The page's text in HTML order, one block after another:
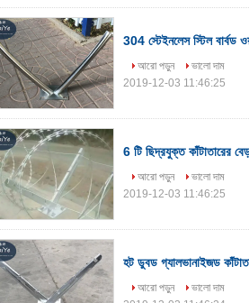
304 স্টেইনলেস স্টিল বার্বড
আরো পড়ুন
ভালো দাম
2019-12-03 11:46:25
6 টি ছিদ্রযুক্ত কাঁটাতারের
আরো পড়ুন
ভালো দাম
2019-12-03 11:46:25
হট ডুবড গ্যালভানাইজড
আরো পড়ুন
ভালো দাম